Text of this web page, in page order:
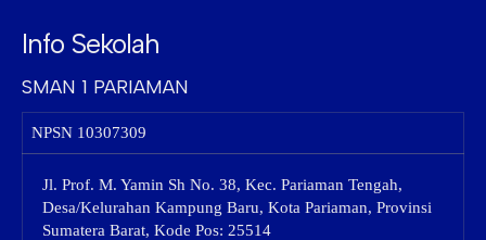
Info Sekolah
SMAN 1 PARIAMAN
NPSN 10307309
Jl. Prof. M. Yamin Sh No. 38, Kec. Pariaman Tengah,
Desa/Kelurahan Kampung Baru, Kota Pariaman, Provinsi
Sumatera Barat, Kode Pos: 25514